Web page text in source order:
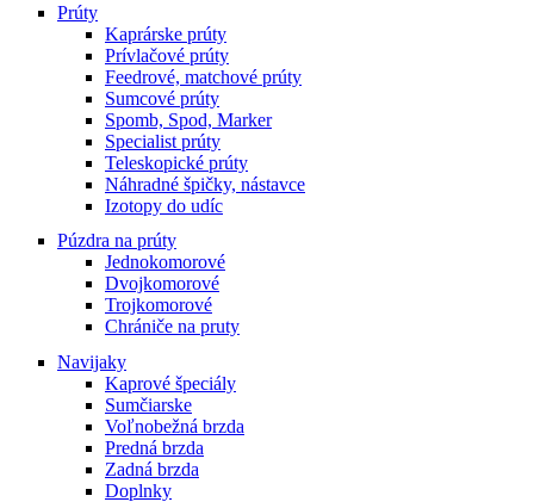
options
may
be
chosen
on
the
product
page
Prúty
Kaprárske prúty
Prívlačové prúty
Feedrové, matchové prúty
Sumcové prúty
Spomb, Spod, Marker
Specialist prúty
Teleskopické prúty
Náhradné špičky, nástavce
Izotopy do udíc
Púzdra na prúty
Jednokomorové
Dvojkomorové
Trojkomorové
Chrániče na pruty
Navijaky
Kaprové špeciály
Sumčiarske
Voľnobežná brzda
Predná brzda
Zadná brzda
Doplnky